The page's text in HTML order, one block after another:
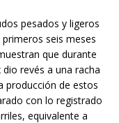
pesados y ligeros
seis meses
que durante
revés a una racha
producción de estos
con lo registrado
equivalente a